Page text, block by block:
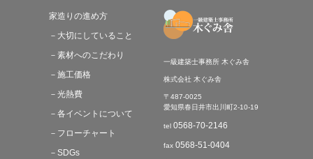
家造りの進め方
－大切にしていること
－素材へのこだわり
－施工価格
－光熱費
－各イベントについて
－フローチャート
－SDGs
一級建築士事務所 木ぐみ舎
株式会社 木ぐみ舎
〒487-0025
愛知県春日井市出川町2-10-19
tel 0568-70-2146
fax 0568-51-0404